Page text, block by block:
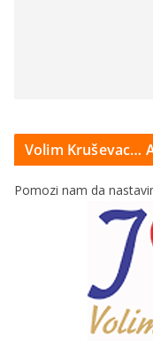
Volim Kruševac…
Pomozi nam da